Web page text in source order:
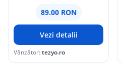
89.00 RON
Vezi detalii
Vânzător:tezyo.ro